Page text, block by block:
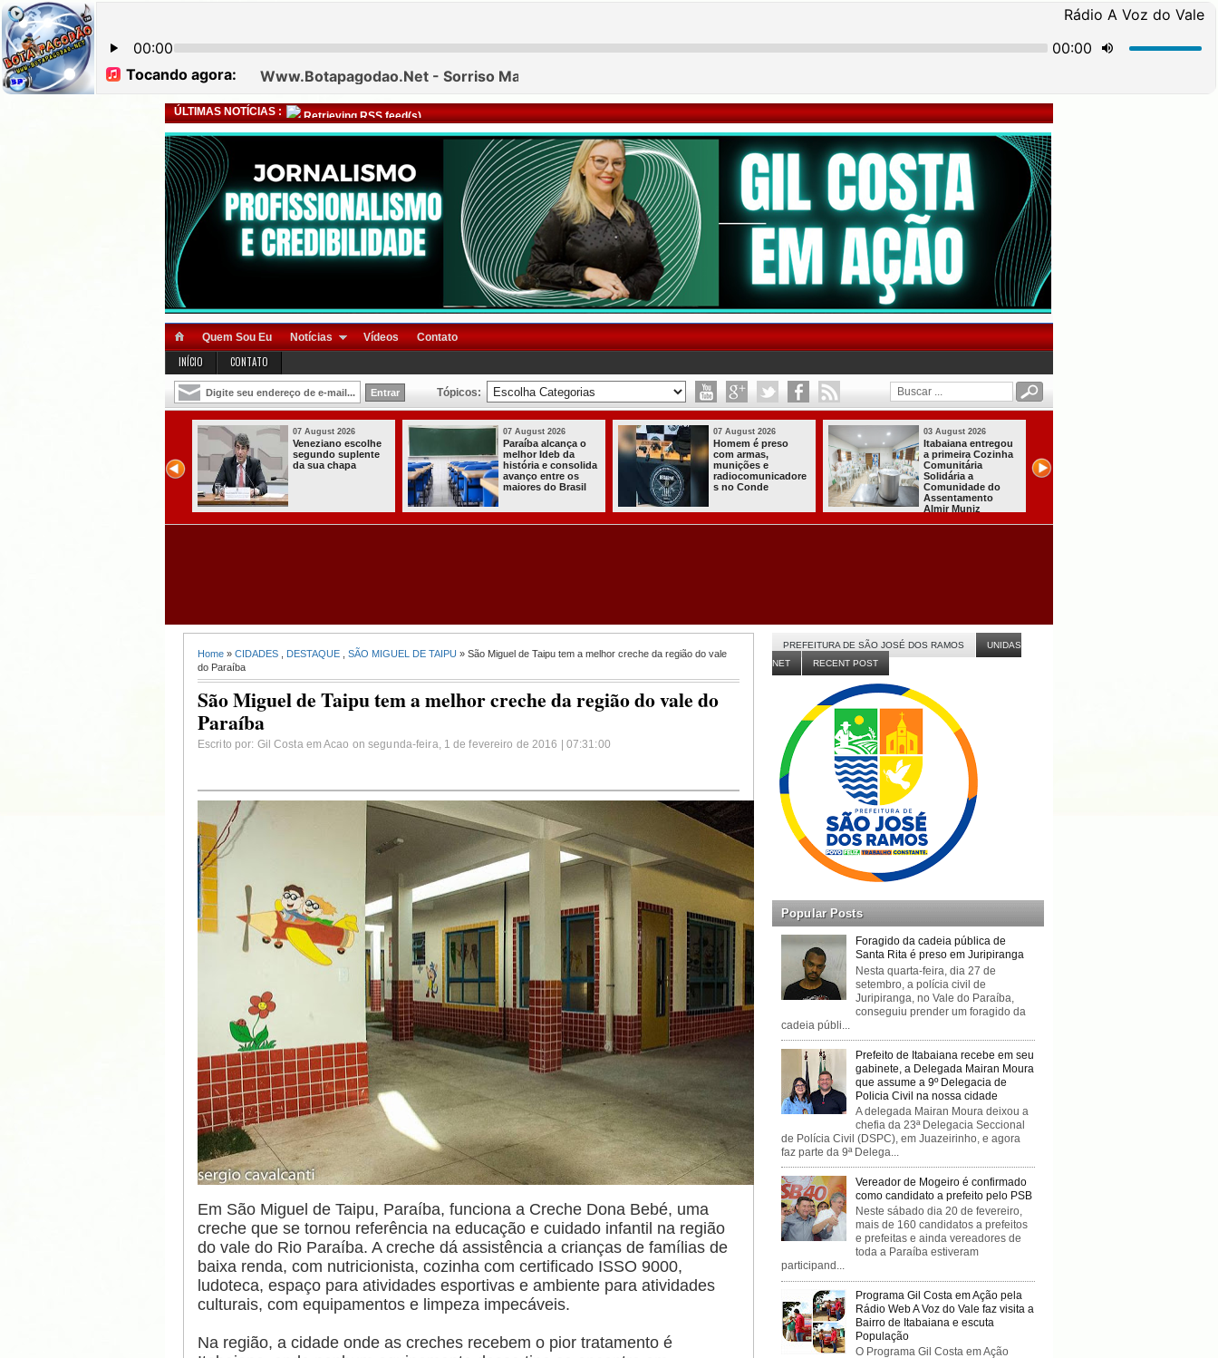
ÚLTIMAS NOTÍCIAS : Retrieving RSS feed(s)
Quem Sou Eu Notícias Vídeos Contato
INÍCIO CONTATO
Tópicos:
história e consolida
07 August 2026
Homem é preso
com armas,
munições e
03 August 2026
Itabaiana entregou
a primeira Cozinha
Comunitária
Solidária a
Comunidade do
03 August 2026
Secretaria de
Agricultura de
Itabaiana recebeu
da Sedap-PB cerca
de 30 mil alevinos
03 August 2026
Mulher em aparente
surto esfaqueia a
própria mãe em
João Pessoa
Home » CIDADES DESTAQUE SÃO MIGUEL DE TAIPU » São Miguel de Taipu tem a melhor creche da região do vale
do Paraíba
São Miguel de Taipu tem a melhor creche da região do vale do
Paraíba
Escrito por: Gil Costa em Acao on segunda-feira, 1 de fevereiro de 2016 | 07:31:00
Em São Miguel de Taipu, Paraíba, funciona a Creche Dona Bebé, uma
creche que se tornou referência na educação e cuidado infantil na região
do vale do Rio Paraíba. A creche dá assistência a crianças de famílias de
baixa renda, com nutricionista, cozinha com certificado ISSO 9000,
ludoteca, espaço para atividades esportivas e ambiente para atividades
culturais, com equipamentos e limpeza impecáveis.
Na região, a cidade onde as creches recebem o pior tratamento é
PREFEITURA DE SÃO JOSÉ DOS RAMOS
UNIDAS
NET
RECENT POST
Popular Posts
Foragido da cadeia pública de
Santa Rita é preso em Juripiranga
Nesta quarta-feira, dia 27 de
setembro, a polícia civil de
Juripiranga, no Vale do Paraíba,
conseguiu prender um foragido da
cadeia públi...
Prefeito de Itabaiana recebe em seu
gabinete, a Delegada Mairan Moura
que assume a 9º Delegacia de
Policia Civil na nossa cidade
A delegada Mairan Moura deixou a
chefia da 23ª Delegacia Seccional
de Polícia Civil (DSPC), em Juazeirinho, e agora
faz parte da 9ª Delega...
Vereador de Mogeiro é confirmado
como candidato a prefeito pelo PSB
Neste sábado dia 20 de fevereiro,
mais de 160 candidatos a prefeitos
e prefeitas e ainda vereadores de
toda a Paraíba estiveram
participand...
Programa Gil Costa em Ação pela
Rádio Web A Voz do Vale faz visita a
Bairro de Itabaiana e escuta
População
O Programa Gil Costa em Ação